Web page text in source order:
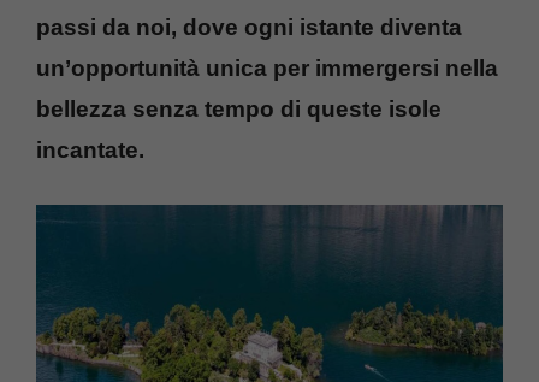
passi da noi, dove ogni istante diventa
un’opportunità unica per immergersi nella
bellezza senza tempo di queste isole
incantate.